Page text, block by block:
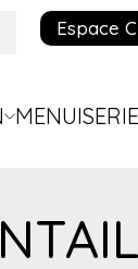
Espace